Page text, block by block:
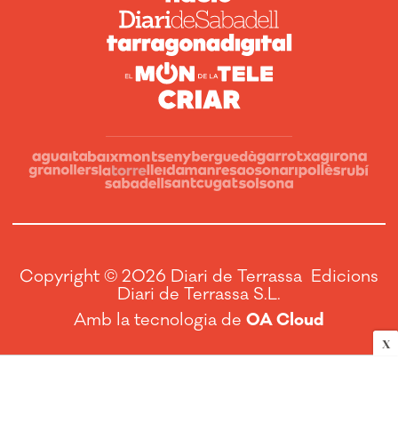
X
Copyright © 2026 Diari de Terrassa Edicions
Diari de Terrassa S.L.
Amb la tecnologia de OA Cloud